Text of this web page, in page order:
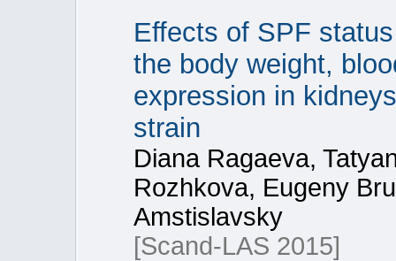
Effects of SPF
the body weight,
expression in
strain
Diana Ragaeva,
Rozhkova, Eugeny
Amstislavsky
[Scand-LAS 2015]